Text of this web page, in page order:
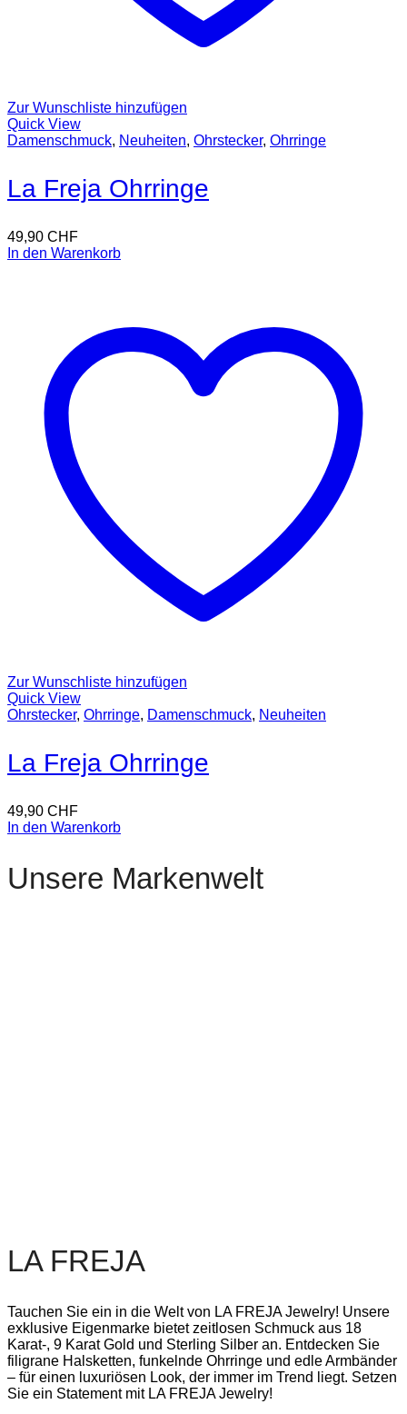
Zur Wunschliste hinzufügen
Quick View
Damenschmuck, Neuheiten, Ohrstecker, Ohrringe
La Freja Ohrringe
49,90 CHF
In den Warenkorb
Zur Wunschliste hinzufügen
Quick View
Ohrstecker, Ohrringe, Damenschmuck, Neuheiten
La Freja Ohrringe
49,90 CHF
In den Warenkorb
Unsere Markenwelt
LA FREJA
Tauchen Sie ein in die Welt von LA FREJA Jewelry! Unsere
exklusive Eigenmarke bietet zeitlosen Schmuck aus 18
Karat-, 9 Karat Gold und Sterling Silber an. Entdecken Sie
filigrane Halsketten, funkelnde Ohrringe und edle Armbänder
– für einen luxuriösen Look, der immer im Trend liegt. Setzen
Sie ein Statement mit LA FREJA Jewelry!